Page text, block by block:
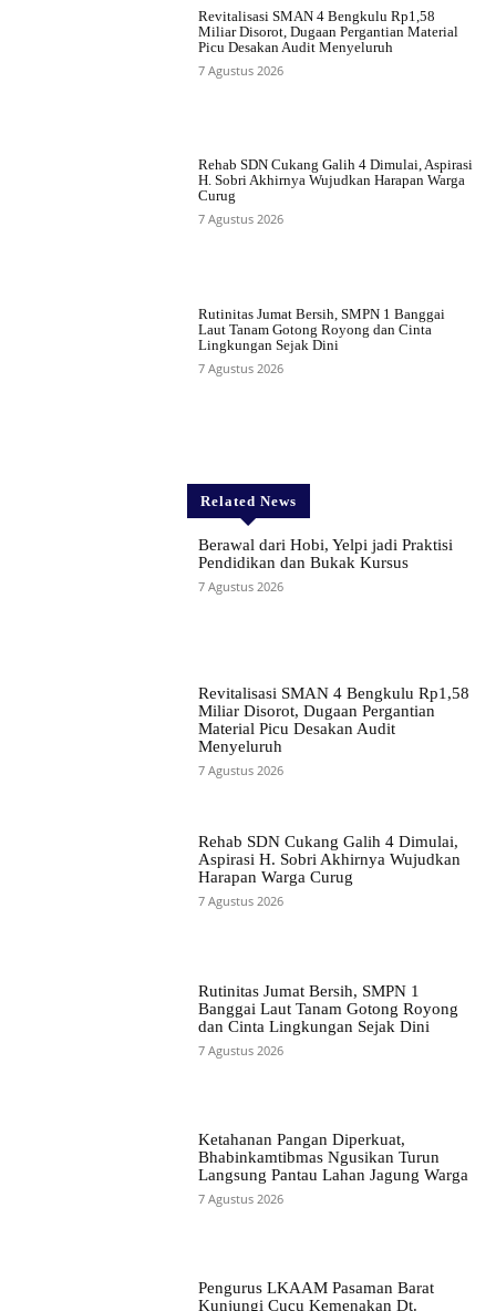
Revitalisasi SMAN 4 Bengkulu Rp1,58
Miliar Disorot, Dugaan Pergantian Material
Picu Desakan Audit Menyeluruh
7 Agustus 2026
Rehab SDN Cukang Galih 4 Dimulai, Aspirasi
H. Sobri Akhirnya Wujudkan Harapan Warga
Curug
7 Agustus 2026
Rutinitas Jumat Bersih, SMPN 1 Banggai
Laut Tanam Gotong Royong dan Cinta
Lingkungan Sejak Dini
7 Agustus 2026
Related News
Berawal dari Hobi, Yelpi jadi Praktisi
Pendidikan dan Bukak Kursus
7 Agustus 2026
Revitalisasi SMAN 4 Bengkulu Rp1,58
Miliar Disorot, Dugaan Pergantian
Material Picu Desakan Audit
Menyeluruh
7 Agustus 2026
Rehab SDN Cukang Galih 4 Dimulai,
Aspirasi H. Sobri Akhirnya Wujudkan
Harapan Warga Curug
7 Agustus 2026
Rutinitas Jumat Bersih, SMPN 1
Banggai Laut Tanam Gotong Royong
dan Cinta Lingkungan Sejak Dini
7 Agustus 2026
Ketahanan Pangan Diperkuat,
Bhabinkamtibmas Ngusikan Turun
Langsung Pantau Lahan Jagung Warga
7 Agustus 2026
Pengurus LKAAM Pasaman Barat
Kunjungi Cucu Kemenakan Dt.